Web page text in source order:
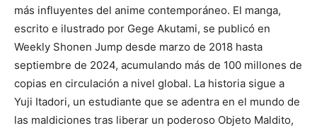
más influyentes del anime contemporáneo. El manga,
escrito e ilustrado por Gege Akutami, se publicó en
Weekly Shonen Jump desde marzo de 2018 hasta
septiembre de 2024, acumulando más de 100 millones de
copias en circulación a nivel global. La historia sigue a
Yuji Itadori, un estudiante que se adentra en el mundo de
las maldiciones tras liberar un poderoso Objeto Maldito,